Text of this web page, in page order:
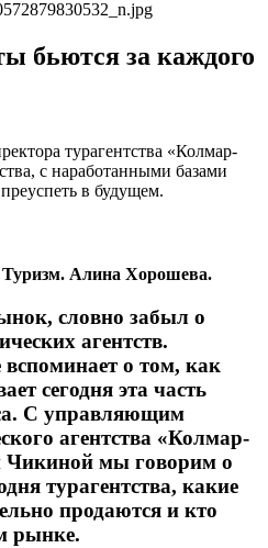
бьются за каждого
турагентства «Колмар-
с наработанными базами
в будущем.
Туризм. Алина Хорошева.
словно забыл о
агентств.
о том, как
сегодня эта часть
С управляющим
агентства «Колмар-
Чикиной мы говорим о
турагентства, какие
продаются и кто
рынке.